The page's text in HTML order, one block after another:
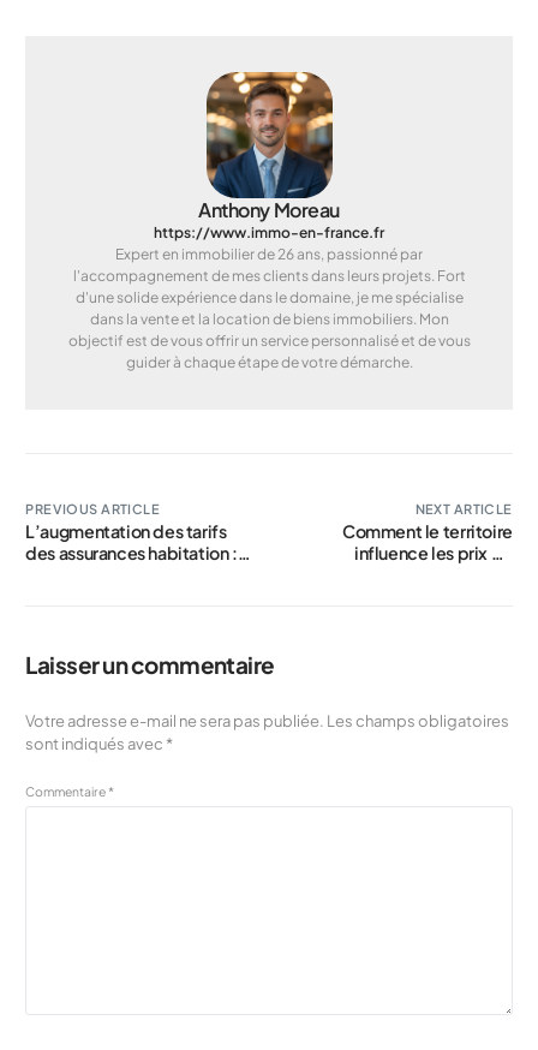
Anthony Moreau
https://www.immo-en-france.fr
Expert en immobilier de 26 ans, passionné par
l'accompagnement de mes clients dans leurs projets. Fort
d'une solide expérience dans le domaine, je me spécialise
dans la vente et la location de biens immobiliers. Mon
objectif est de vous offrir un service personnalisé et de vous
guider à chaque étape de votre démarche.
PREVIOUS ARTICLE
L’augmentation des tarifs
des assurances habitation :
NEXT ARTICLE
Comment le territoire
influence les prix de
Laisser un commentaire
Votre adresse e-mail ne sera pas publiée. Les champs obligatoires
sont indiqués avec *
Commentaire*